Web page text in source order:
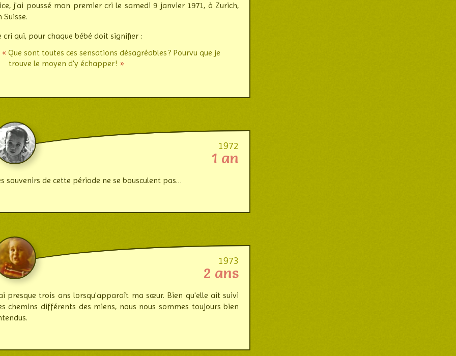
j'ai poussé mon pre­mier cri le samedi 9 janvier 1971, à Zurich,
Suisse.
cri qui, pour chaque bébé doit signifier :
Que sont toutes ces sensations désa­gré­ables ? Pourvu que je
trouve le moyen d'y échapper !
1972
1 an
souvenirs de cette période ne se bous­culent pas…
1973
2 ans
presque trois ans lorsqu'apparaît ma sœur. Bien qu'elle ait suivi
chemins diffé­rents des miens, nous nous sommes tou­jours bien